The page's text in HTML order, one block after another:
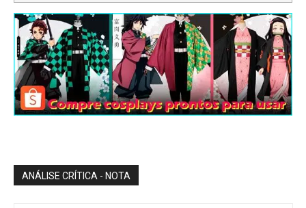
ANÁLISE CRÍTICA - NOTA